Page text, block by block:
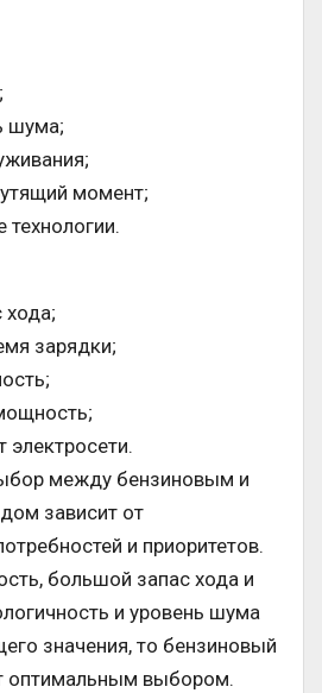
шума;
момент;
хода;
зарядки;
электросети.
между бензиновым и
зависит от
и приоритетов.
большой запас хода и
и уровень шума
значения, то бензиновый
оптимальным выбором.